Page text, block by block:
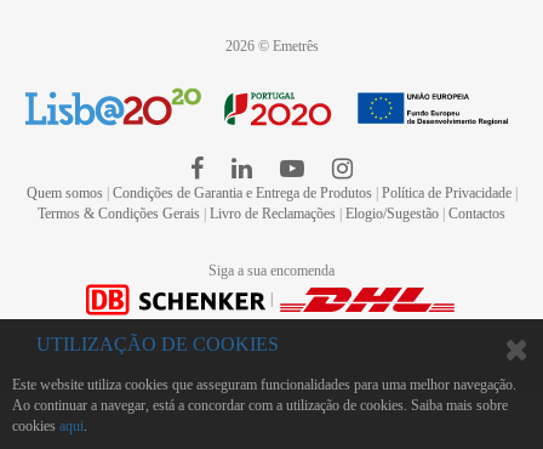
2026 © Emetrês
Quem somos| Condições de Garantia e Entrega de Produtos| Política de Privacidade|
Termos & Condições Gerais Livro de Reclamações Elogio/Sugestão Contactos
Siga a sua encomenda
UTILIZAÇÃO DE COOKIES
Este website utiliza cookies que asseguram funcionalidades para uma melhor navegação.
Ao continuar a navegar, está a concordar com a utilização de cookies. Saiba mais sobre
cookies aqui.